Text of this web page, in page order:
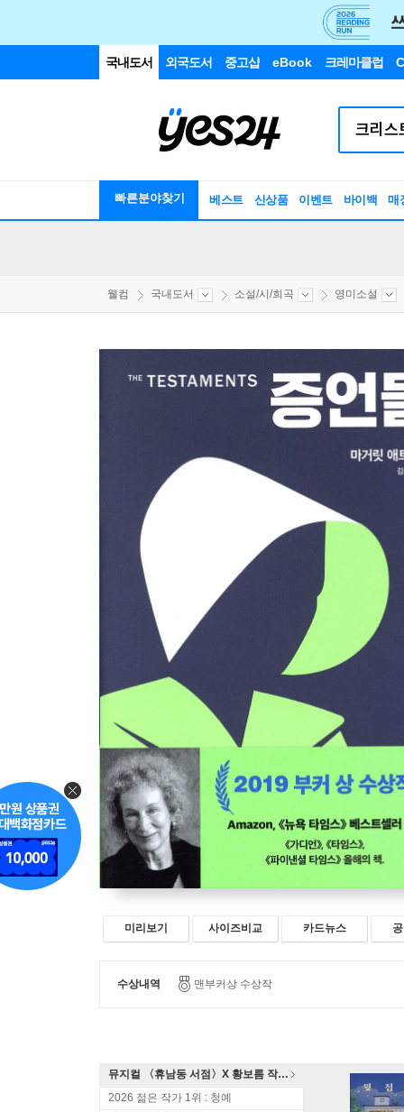
국내도서 외국도서 중고샵 eBook 크레마클럽
빠른분야찾기 베스트 신상품 이벤트 바이백 매
웰컴 국내도서 소설/시/희곡 영미소설
미리보기 사이즈비교 카드뉴스
수상내역 맨부커상 수상작
뮤지컬 〈휴남동 서점〉X 황보름 작가 북토크
2026 젊은 작가 1위 : 청예